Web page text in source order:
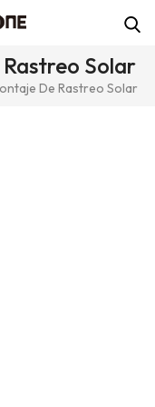
Solar
De Rastreo Solar